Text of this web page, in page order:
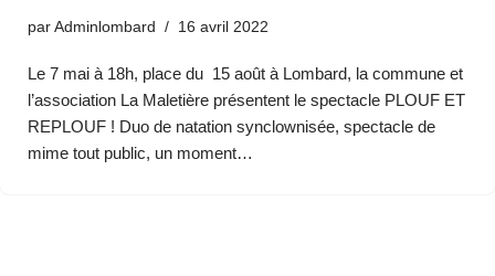
par Adminlombard 16 avril 2022
Le 7 mai à 18h, place du 15 août à Lombard, la commune et
l’association La Maletière présentent le spectacle PLOUF ET
REPLOUF ! Duo de natation synclownisée, spectacle de
mime tout public, un moment…